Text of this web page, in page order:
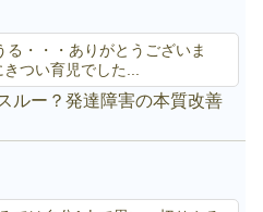
・・・ありがとうございま
つい育児でした...
ルー？発達障害の本質改善